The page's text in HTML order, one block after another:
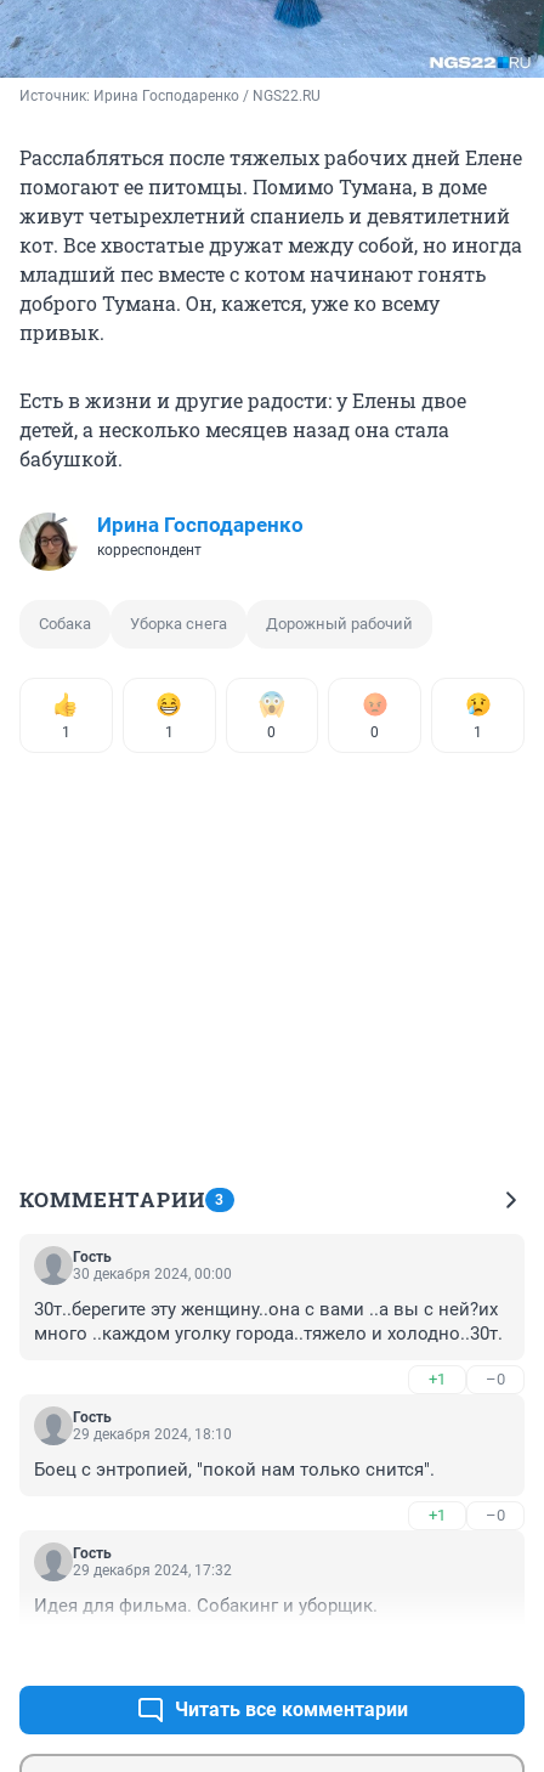
Источник: Ирина Господаренко / NGS22.RU
Расслабляться после тяжелых рабочих дней Елене
помогают ее питомцы. Помимо Тумана, в доме
живут четырехлетний спаниель и девятилетний
кот. Все хвостатые дружат между собой, но иногда
младший пес вместе с котом начинают гонять
доброго Тумана. Он, кажется, уже ко всему
привык.
Есть в жизни и другие радости: у Елены двое
детей, а несколько месяцев назад она стала
бабушкой.
Ирина Господаренко
корреспондент
Собака Уборка снега Дорожный рабочий
1 1 0 0 1
КОММЕНТАРИИ 3
Гость
30 декабря 2024, 00:00
30т..берегите эту женщину..она с вами ..а вы с ней?их
много ..каждом уголку города..тяжело и холодно..30т.
+1 –0
Гость
29 декабря 2024, 18:10
Боец с энтропией, "покой нам только снится".
+1 –0
Гость
29 декабря 2024, 17:32
Идея для фильма. Собакинг и уборщик.
Читать все комментарии